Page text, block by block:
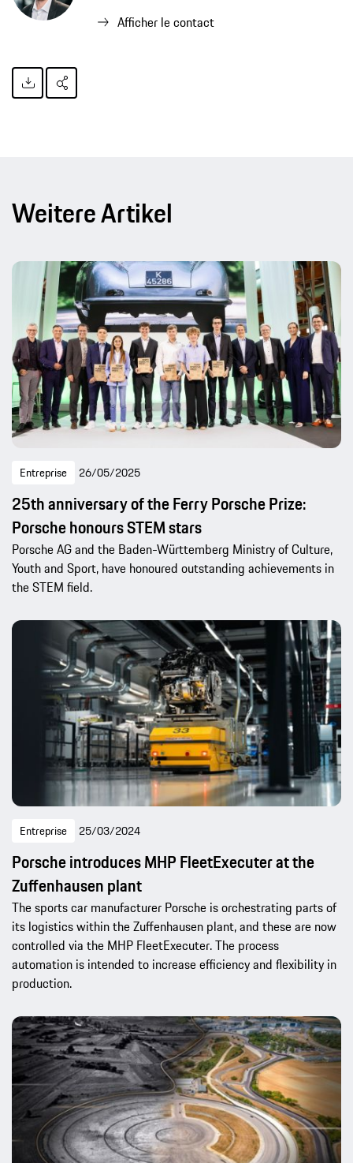
Afficher le contact
Weitere Artikel
Entreprise 26/05/2025
25th anniversary of the Ferry Porsche Prize:
Porsche honours STEM stars
Porsche AG and the Baden-Württemberg Ministry of Culture,
Youth and Sport, have honoured outstanding achievements in
the STEM field.
Entreprise 25/03/2024
Porsche introduces MHP FleetExecuter at the
Zuffenhausen plant
The sports car manufacturer Porsche is orchestrating parts of
its logistics within the Zuffenhausen plant, and these are now
controlled via the MHP FleetExecuter. The process
automation is intended to increase efficiency and flexibility in
production.